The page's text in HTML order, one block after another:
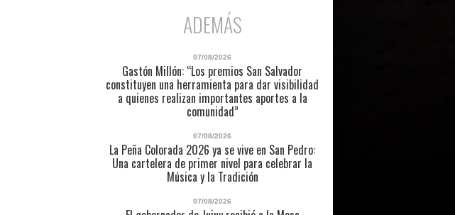
ADEMÁS
07/08/2026
Gastón Millón: “Los premios San Salvador
constituyen una herramienta para dar visibilidad
a quienes realizan importantes aportes a la
comunidad”
07/08/2026
La Peña Colorada 2026 ya se vive en San Pedro:
Una cartelera de primer nivel para celebrar la
Música y la Tradición
07/08/2026